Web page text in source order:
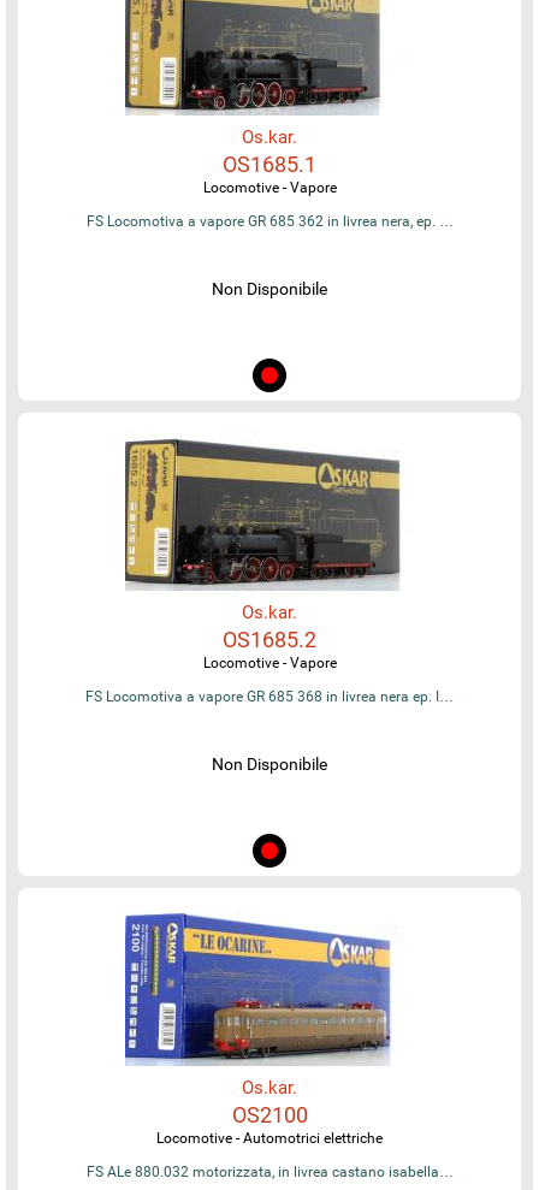
Os.kar.
OS1685.1
Locomotive - Vapore
FS Locomotiva a vapore GR 685 362 in livrea nera, ep. …
Non Disponibile
Os.kar.
OS1685.2
Locomotive - Vapore
FS Locomotiva a vapore GR 685 368 in livrea nera ep. I…
Non Disponibile
Os.kar.
OS2100
Locomotive - Automotrici elettriche
FS ALe 880.032 motorizzata, in livrea castano isabella…